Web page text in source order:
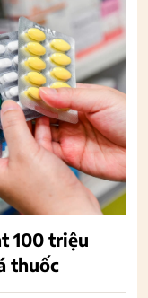
100 triệu
thuốc